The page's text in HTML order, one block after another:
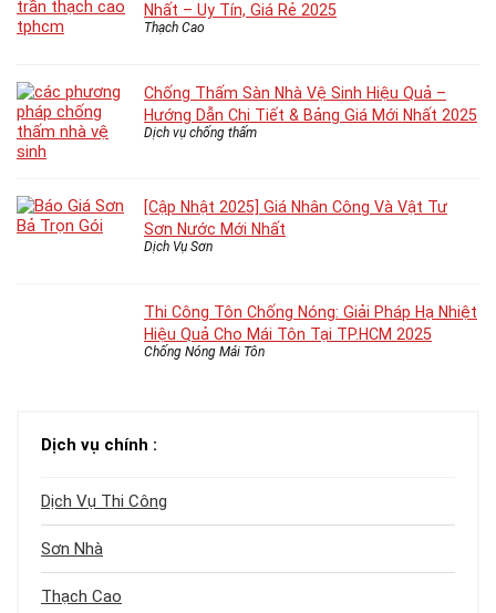
Nhất – Uy Tín, Giá Rẻ 2025
Thạch Cao
Chống Thấm Sàn Nhà Vệ Sinh Hiệu Quả –
Hướng Dẫn Chi Tiết & Bảng Giá Mới Nhất 2025
Dịch vụ chống thấm
[Cập Nhật 2025] Giá Nhân Công Và Vật Tư
Sơn Nước Mới Nhất
Dịch Vụ Sơn
Thi Công Tôn Chống Nóng: Giải Pháp Hạ Nhiệt
Hiệu Quả Cho Mái Tôn Tại TP.HCM 2025
Chống Nóng Mái Tôn
Dịch vụ chính :
Dịch Vụ Thi Công
Sơn Nhà
Thạch Cao